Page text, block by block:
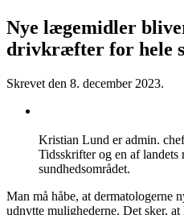
Nye lægemidler
drivkræfter for hele
Skrevet den 8. december 2023.
Kristian Lund er admin.
Tidsskrifter og en af landets
sundhedsområdet.
Man må håbe, at dermatologerne
udnytte mulighederne. Det sker,